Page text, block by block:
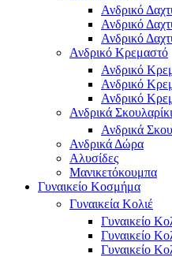
Ανδρικό
Ανδρικό
Ανδρικό
Ανδρικό Κρεμαστό
Ανδρικό
Ανδρικό
Ανδρικό
Ανδρικά
Ανδρικά
Ανδρικά Δώρα
Αλυσίδες
Μανικετόκουμπα
Γυναικείο Κοσμήμα
Γυναικεία Κολιέ
Γυναικείο
Γυναικείο
Γυναικείο